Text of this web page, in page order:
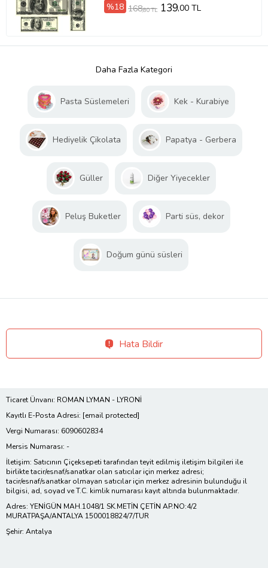
%18 168,80 TL 139,00 TL
Daha Fazla Kategori
Pasta Süslemeleri Kek - Kurabiye
Hediyelik Çikolata Papatya - Gerbera
Güller Diğer Yiyecekler
Peluş Buketler Parti süs, dekor
Doğum günü süsleri
Hata Bildir
Ticaret Ünvanı: ROMAN LYMAN - LYRONİ
Kayıtlı E-Posta Adresi: [email protected]
Vergi Numarası: 6090602834
Mersis Numarası: -
İletişim: Satıcının Çiçeksepeti tarafından teyit edilmiş iletişim bilgileri ile
birlikte tacir/esnaf/sanatkar olan satıcılar için merkez adresi;
tacir/esnaf/sanatkar olmayan satıcılar için merkez adresinin bulunduğu il
bilgisi, ad, soyad ve T.C. kimlik numarası kayıt altında bulunmaktadır.
Adres: YENİGÜN MAH.1048/1 SK.METİN ÇETİN AP.NO:4/2
MURATPAŞA/ANTALYA 1500018824/7/TUR
Şehir: Antalya